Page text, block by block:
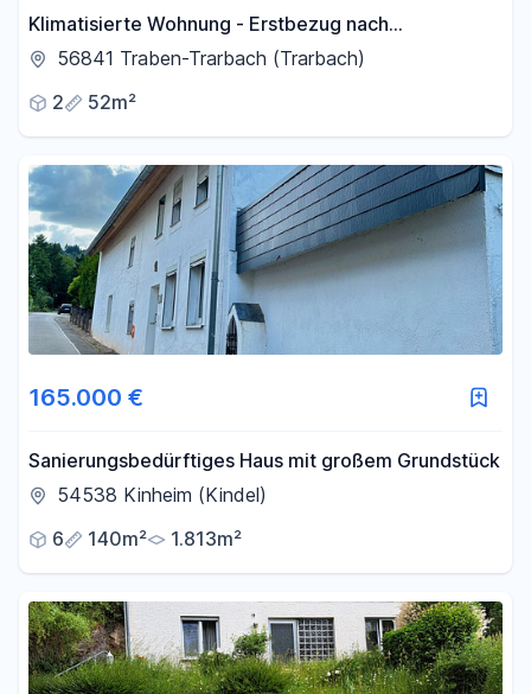
Klimatisierte Wohnung - Erstbezug nach
Kernsanierung
56841 Traben-Trarbach (Trarbach)
2
52m²
165.000 €
Sanierungsbedürftiges Haus mit großem Grundstück
54538 Kinheim (Kindel)
6
140m² 1.813m²